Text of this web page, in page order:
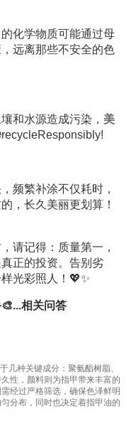
化学物质可能通过母
远离那些不安全的色
和水源造成污染， 美
频繁补涂不仅耗时，
，长久美丽更划算！
请记得：质量第一，
正的投资。告别劣
光彩照人！💖✨
相关问答
几种关键成分：聚氨酯树脂、
性，颜料则为指甲带来丰富的
经过严格筛选，确保色泽鲜明
分布，同时也决定着指甲油的